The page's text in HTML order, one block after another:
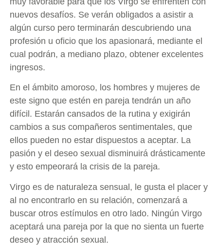
nuevos desafíos. Se verán obligados a asistir a
algún curso pero terminarán descubriendo una
profesión u oficio que los apasionará, mediante el
cual podrán, a mediano plazo, obtener excelentes
ingresos.
En el ámbito amoroso, los hombres y mujeres de
este signo que estén en pareja tendrán un año
difícil. Estarán cansados de la rutina y exigirán
cambios a sus compañeros sentimentales, que
ellos pueden no estar dispuestos a aceptar. La
pasión y el deseo sexual disminuirá drásticamente
y esto empeorará la crisis de la pareja.
Virgo es de naturaleza sensual, le gusta el placer y
al no encontrarlo en su relación, comenzará a
buscar otros estímulos en otro lado. Ningún Virgo
aceptará una pareja por la que no sienta un fuerte
deseo y atracción sexual.